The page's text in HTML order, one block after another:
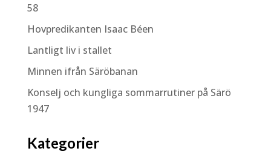
58
Hovpredikanten Isaac Béen
Lantligt liv i stallet
Minnen ifrån Säröbanan
Konselj och kungliga sommarrutiner på Särö
1947
Kategorier